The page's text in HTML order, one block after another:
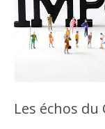
Les échos du